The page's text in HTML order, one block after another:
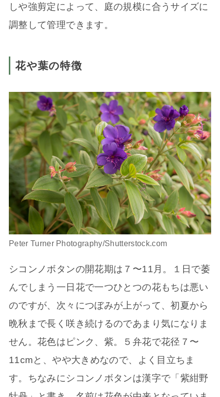
しや強剪定によって、庭の規模に合うサイズに
調整して管理できます。
花や葉の特徴
Peter Turner Photography/Shutterstock.com
シコンノボタンの開花期は７〜11月。１日で萎
んでしまう一日花で一つひとつの花もちは悪い
のですが、次々につぼみが上がって、初夏から
晩秋まで長く咲き続けるのであまり気になりま
せん。花色はピンク、紫。５弁花で花径７〜
11cmと、やや大きめなので、よく目立ちま
す。ちなみにシコンノボタンは漢字で「紫紺野